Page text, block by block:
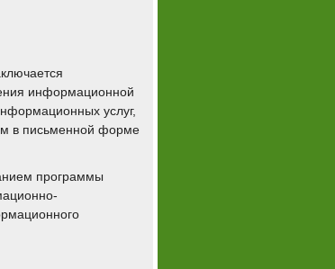
информационной
услуг,
в письменной форме
программы